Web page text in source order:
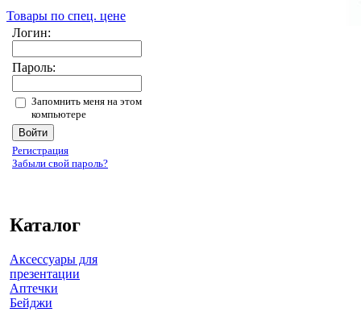
Товары по спец. цене
Логин:
Пароль:
Запомнить меня на этом
компьютере
Регистрация
Забыли свой пароль?
Каталог
Аксессуары для
презентации
Аптечки
Бейджи